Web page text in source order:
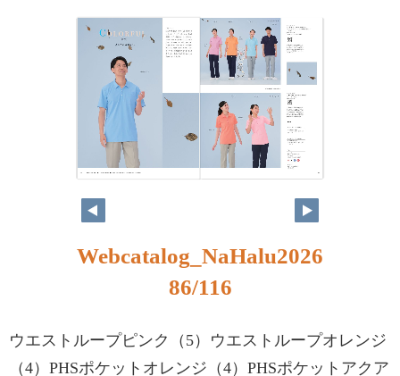
Webcatalog_NaHalu2026
86/116
ウエストループピンク（5）ウエストループオレンジ
（4）PHSポケットオレンジ（4）PHSポケットアクア